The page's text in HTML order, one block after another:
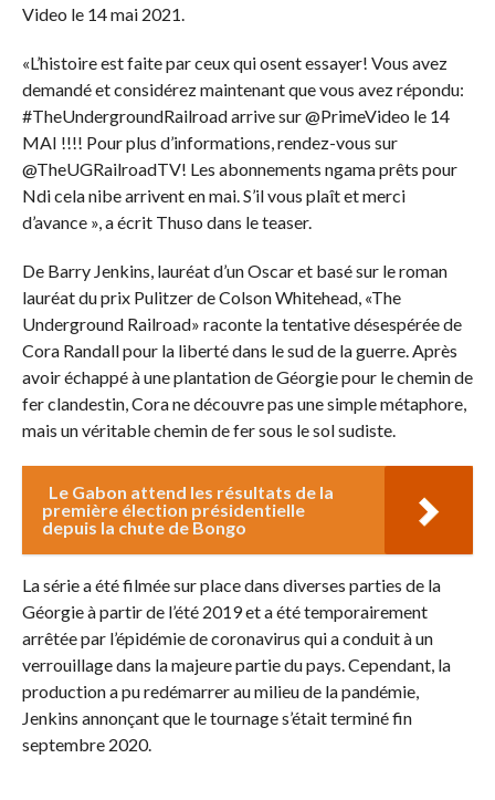
Video le 14 mai 2021.
«L’histoire est faite par ceux qui osent essayer! Vous avez
demandé et considérez maintenant que vous avez répondu:
#TheUndergroundRailroad arrive sur @PrimeVideo le 14
MAI !!!! Pour plus d’informations, rendez-vous sur
@TheUGRailroadTV! Les abonnements ngama prêts pour
Ndi cela nibe arrivent en mai. S’il vous plaît et merci
d’avance », a écrit Thuso dans le teaser.
De Barry Jenkins, lauréat d’un Oscar et basé sur le roman
lauréat du prix Pulitzer de Colson Whitehead, «The
Underground Railroad» raconte la tentative désespérée de
Cora Randall pour la liberté dans le sud de la guerre. Après
avoir échappé à une plantation de Géorgie pour le chemin de
fer clandestin, Cora ne découvre pas une simple métaphore,
mais un véritable chemin de fer sous le sol sudiste.
Le Gabon attend les résultats de la
première élection présidentielle
depuis la chute de Bongo
La série a été filmée sur place dans diverses parties de la
Géorgie à partir de l’été 2019 et a été temporairement
arrêtée par l’épidémie de coronavirus qui a conduit à un
verrouillage dans la majeure partie du pays. Cependant, la
production a pu redémarrer au milieu de la pandémie,
Jenkins annonçant que le tournage s’était terminé fin
septembre 2020.